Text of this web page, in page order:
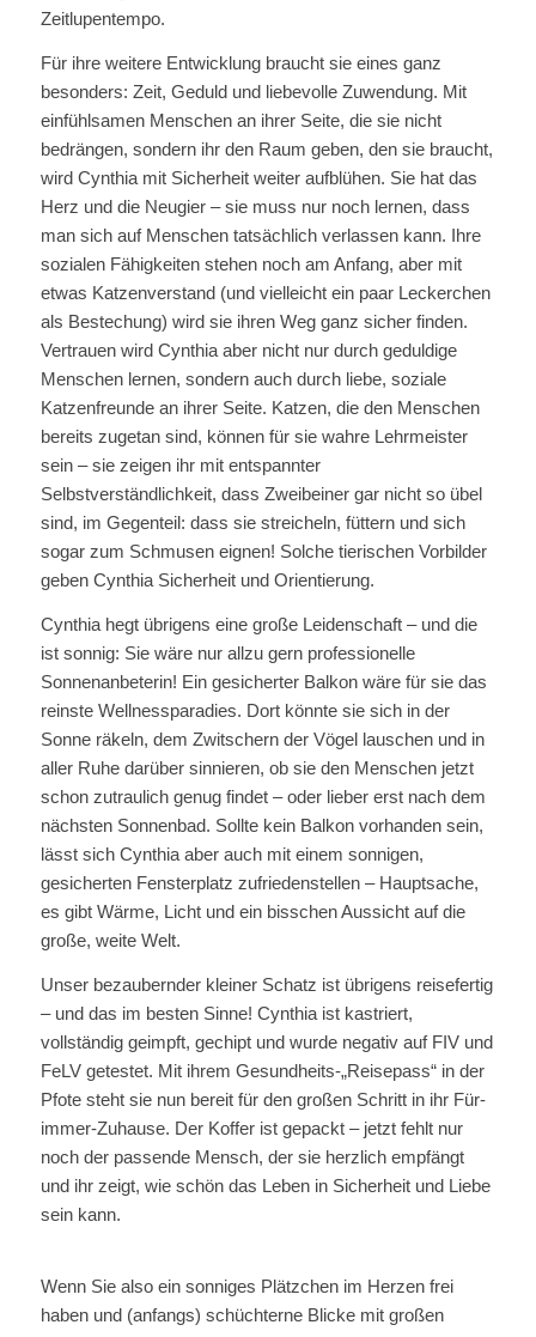
Zeitlupentempo.
Für ihre weitere Entwicklung braucht sie eines ganz
besonders: Zeit, Geduld und liebevolle Zuwendung. Mit
einfühlsamen Menschen an ihrer Seite, die sie nicht
bedrängen, sondern ihr den Raum geben, den sie braucht,
wird Cynthia mit Sicherheit weiter aufblühen. Sie hat das
Herz und die Neugier – sie muss nur noch lernen, dass
man sich auf Menschen tatsächlich verlassen kann. Ihre
sozialen Fähigkeiten stehen noch am Anfang, aber mit
etwas Katzenverstand (und vielleicht ein paar Leckerchen
als Bestechung) wird sie ihren Weg ganz sicher finden.
Vertrauen wird Cynthia aber nicht nur durch geduldige
Menschen lernen, sondern auch durch liebe, soziale
Katzenfreunde an ihrer Seite. Katzen, die den Menschen
bereits zugetan sind, können für sie wahre Lehrmeister
sein – sie zeigen ihr mit entspannter
Selbstverständlichkeit, dass Zweibeiner gar nicht so übel
sind, im Gegenteil: dass sie streicheln, füttern und sich
sogar zum Schmusen eignen! Solche tierischen Vorbilder
geben Cynthia Sicherheit und Orientierung.
Cynthia hegt übrigens eine große Leidenschaft – und die
ist sonnig: Sie wäre nur allzu gern professionelle
Sonnenanbeterin! Ein gesicherter Balkon wäre für sie das
reinste Wellnessparadies. Dort könnte sie sich in der
Sonne räkeln, dem Zwitschern der Vögel lauschen und in
aller Ruhe darüber sinnieren, ob sie den Menschen jetzt
schon zutraulich genug findet – oder lieber erst nach dem
nächsten Sonnenbad. Sollte kein Balkon vorhanden sein,
lässt sich Cynthia aber auch mit einem sonnigen,
gesicherten Fensterplatz zufriedenstellen – Hauptsache,
es gibt Wärme, Licht und ein bisschen Aussicht auf die
große, weite Welt.
Unser bezaubernder kleiner Schatz ist übrigens reisefertig
– und das im besten Sinne! Cynthia ist kastriert,
vollständig geimpft, gechipt und wurde negativ auf FIV und
FeLV getestet. Mit ihrem Gesundheits-„Reisepass“ in der
Pfote steht sie nun bereit für den großen Schritt in ihr Für-
immer-Zuhause. Der Koffer ist gepackt – jetzt fehlt nur
noch der passende Mensch, der sie herzlich empfängt
und ihr zeigt, wie schön das Leben in Sicherheit und Liebe
sein kann.
Wenn Sie also ein sonniges Plätzchen im Herzen frei
haben und (anfangs) schüchterne Blicke mit großen